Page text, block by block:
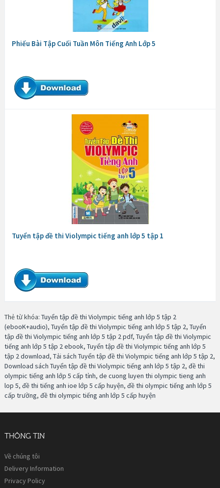
Phiếu Bài Tập Cuối Tuần Môn Tiếng Anh Lớp 5
Tuyển tập đề thi Violympic tiếng anh lớp 5 tập 1
Thẻ từ khóa: Tuyển tập đề thi Violympic tiếng anh lớp 5 tập 2
(ebooK+audio), Tuyển tập đề thi Violympic tiếng anh lớp 5 tập 2, Tuyển
tập đề thi Violympic tiếng anh lớp 5 tập 2 pdf, Tuyển tập đề thi Violympic
tiếng anh lớp 5 tập 2 ebook, Tuyển tập đề thi Violympic tiếng anh lớp 5
tập 2 download, Tải sách Tuyển tập đề thi Violympic tiếng anh lớp 5 tập 2,
Download sách Tuyển tập đề thi Violympic tiếng anh lớp 5 tập 2, đề thi
olympic tiếng anh lớp 5 cấp tỉnh, de cuong luyen thi olympic tieng anh
lop 5, đề thi tiếng anh ioe lớp 5 cấp huyện, đề thi olympic tiếng anh lớp 5
cấp trường, đề thi olympic tiếng anh lớp 5 cấp huyện
THÔNG TIN
Về chúng tôi
Delivery Information
Privacy Policy